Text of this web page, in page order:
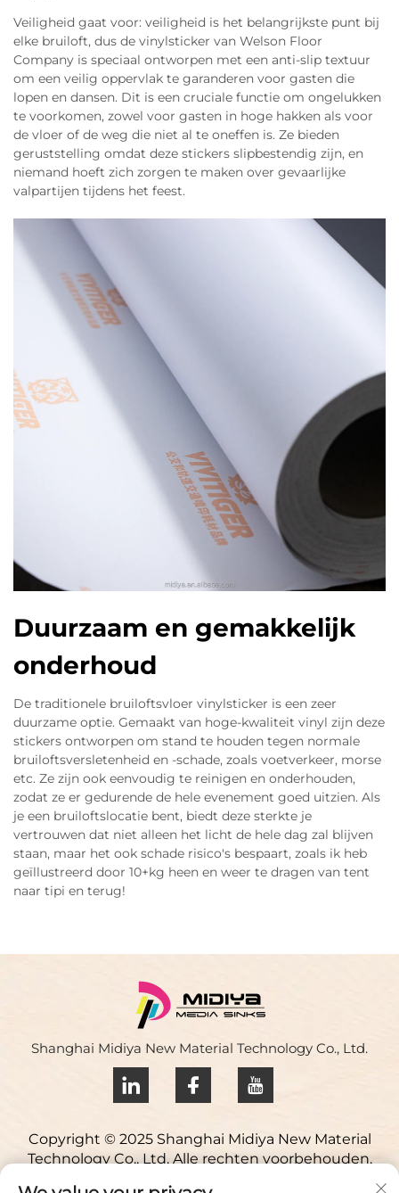
Veiligheid gaat voor: veiligheid is het belangrijkste punt bij
elke bruiloft, dus de vinylsticker van Welson Floor
Company is speciaal ontworpen met een anti-slip textuur
om een veilig oppervlak te garanderen voor gasten die
lopen en dansen. Dit is een cruciale functie om ongelukken
te voorkomen, zowel voor gasten in hoge hakken als voor
de vloer of de weg die niet al te oneffen is. Ze bieden
geruststelling omdat deze stickers slipbestendig zijn, en
niemand hoeft zich zorgen te maken over gevaarlijke
valpartijen tijdens het feest.
Duurzaam en gemakkelijk
onderhoud
De traditionele bruiloftsvloer vinylsticker is een zeer
duurzame optie. Gemaakt van hoge-kwaliteit vinyl zijn deze
stickers ontworpen om stand te houden tegen normale
bruiloftsversletenheid en -schade, zoals voetverkeer, morse
etc. Ze zijn ook eenvoudig te reinigen en onderhouden,
zodat ze er gedurende de hele evenement goed uitzien. Als
je een bruiloftslocatie bent, biedt deze sterkte je
vertrouwen dat niet alleen het licht de hele dag zal blijven
staan, maar het ook schade risico's bespaart, zoals ik heb
geïllustreerd door 10+kg heen en weer te dragen van tent
naar tipi en terug!
Shanghai Midiya New Material Technology Co., Ltd.
Copyright © 2025 Shanghai Midiya New Material
Technology Co., Ltd. Alle rechten voorbehouden.
Privacybeleid